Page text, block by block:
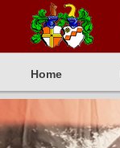
Home